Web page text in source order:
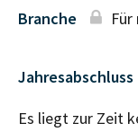
Branche
Jahresabschluss
Es liegt zur Zeit